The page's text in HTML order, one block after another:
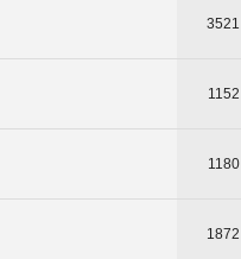
3521
1152
1180
1872